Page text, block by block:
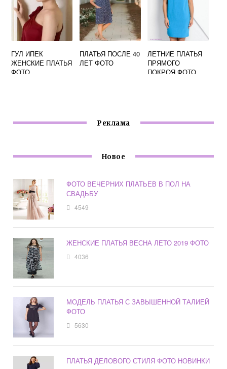
ГУЛ ИПЕК
ЖЕНСКИЕ ПЛАТЬЯ
ФОТО
ПЛАТЬЯ ПОСЛЕ 40
ЛЕТ ФОТО
ЛЕТНИЕ ПЛАТЬЯ
ПРЯМОГО
ПОКРОЯ ФОТО
Реклама
Новое
ФОТО ВЕЧЕРНИХ ПЛАТЬЕВ В ПОЛ НА
СВАДЬБУ
4549
ЖЕНСКИЕ ПЛАТЬЯ ВЕСНА ЛЕТО 2019 ФОТО
4036
МОДЕЛЬ ПЛАТЬЯ С ЗАВЫШЕННОЙ ТАЛИЕЙ
ФОТО
5630
ПЛАТЬЯ ДЕЛОВОГО СТИЛЯ ФОТО НОВИНКИ